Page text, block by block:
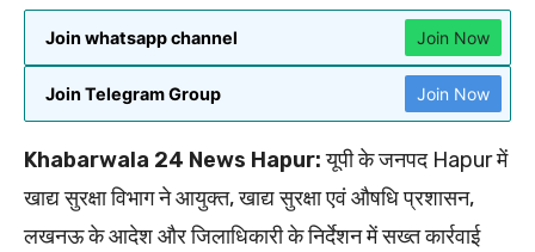
Join whatsapp channel Join Now
Join Telegram Group Join Now
Khabarwala 24 News Hapur:यूपी के जनपद Hapur में
खाद्य सुरक्षा विभाग ने आयुक्त, खाद्य सुरक्षा एवं औषधि प्रशासन,
लखनऊ के आदेश और जिलाधिकारी के निर्देशन में सख्त कार्रवाई